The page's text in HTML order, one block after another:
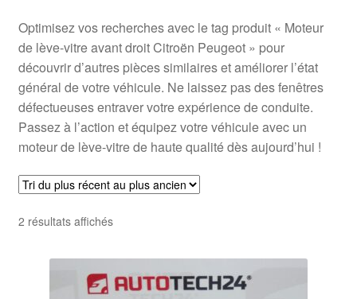
Termes et conditions
Optimisez vos recherches avec le tag produit « Moteur
de lève-vitre avant droit Citroën Peugeot » pour
découvrir d’autres pièces similaires et améliorer l’état
général de votre véhicule. Ne laissez pas des fenêtres
défectueuses entraver votre expérience de conduite.
Passez à l’action et équipez votre véhicule avec un
moteur de lève-vitre de haute qualité dès aujourd’hui !
2 résultats affichésTrié
plus
récent
au